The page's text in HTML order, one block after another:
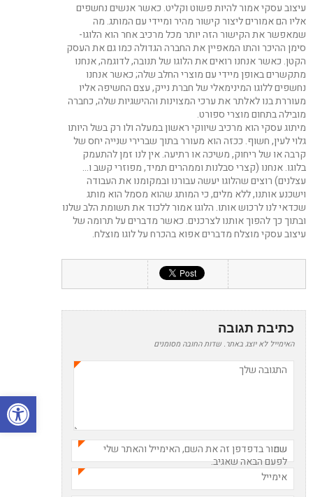
פתח
עיצוב עסקי אמור להיות פשוט וקליט. כאשר אנשים נחשפים
אליו הם אמורים ליצור קישור מהיר ומיידי עם המותג. מה
שמאפשר את הקישור הזה יותר מכל מרכיב אחר הוא הלוגו-
סימן ההיכר והתו המאפיין את החברה הגדולה כמו גם את העסק
הקטן. כאשר אנחנו רואים את הלוגו של תנובה, לדוגמה, אנחנו
מתקשרים באופן מיידי עם מוצרי החלב שלה; כאשר אנחנו
נחשפים ללוגו המינימאלי של חברת נייק, עצם החשיפה אליו
מעוררת בנו לאלתר את ערכי המצוינות וההישגיות שלה, כחברה
מובילה בתחום מוצרי ספורט.
מיתוג עסקי הוא מרכיב שיווקי ראשון במעלה ולו רק בשל היותו
גלוי לעין, חשוף. ככזה הוא מעורר בתוך שברירי שנייה יחס של
קרבה או של ריחוק, משיכה או רתיעה. אין לנו זמן להתעמק
בלוגו. אנחנו (קצרי סבלנות וממהרים תמיד, מפוזרי קשב ו…
עצלנים) רוצים שהלוגו יעשה עבורנו ובמקומנו את העבודה
וישכנע אותנו, ללא מלים, כי המותג שהוא מסמל הוא מותג
שכדאי לנו לרכוש אותו. הלוגו אמור ללכוד את תשומת הלב שלנו
ובתוך כך להפוך אותנו לצרכנים. כאשר מדברים על תרומה של
עיצוב עסקי מוצלח מדברים אפוא בהכרח על לוגו מוצלח.
כתיבת תגובה
האימייל לא יוצג באתר. שדות החובה מסומנים
התגובה שלך
שם
אימייל
שמור בדפדפן זה את השם, האימייל והאתר שלי
לפעם הבאה שאגיב.